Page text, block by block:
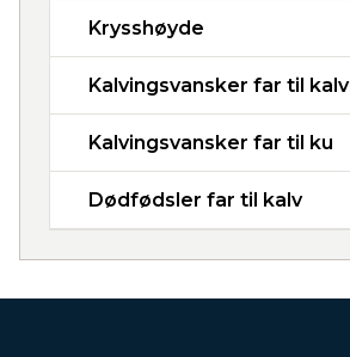
Krysshøyde
Kalvingsvansker far til kalv
Kalvingsvansker far til ku
Dødfødsler far til kalv